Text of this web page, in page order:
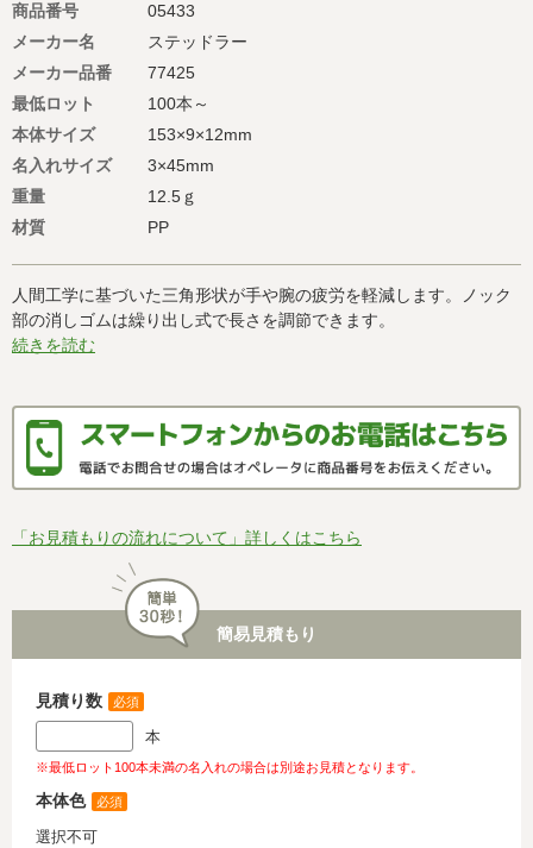
商品番号
05433
メーカー名
ステッドラー
メーカー品番
77425
最低ロット
100本～
本体サイズ
153×9×12mm
名入れサイズ
3×45mm
重量
12.5ｇ
材質
PP
人間工学に基づいた三角形状が手や腕の疲労を軽減します。ノック
部の消しゴムは繰り出し式で長さを調節できます。
続きを読む
「お見積もりの流れについて」詳しくはこちら
簡易見積もり
見積り数 必須
本
※最低ロット100本未満の名入れの場合は別途お見積となります。
本体色 必須
選択不可